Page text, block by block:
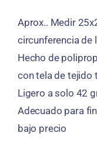
Aprox.. Medir
circunferencia de
Hecho de
con tela de tejido
Ligero a solo 42
Adecuado para
bajo precio